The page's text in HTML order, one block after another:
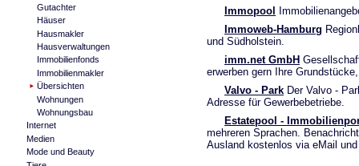
Gutachter
Häuser
Hausmakler
Hausverwaltungen
Immobilienfonds
Immobilienmakler
Übersichten
Wohnungen
Wohnungsbau
Internet
Medien
Mode und Beauty
Immopool
Immoweb-Hamburg
und Südholstein.
imm.net GmbH
erwerben gern Ihre
Valvo - Park Der Valvo -
Adresse für Gewerbebetriebe.
Estatepool -
mehreren Sprachen.
Ausland kostenlos via eMail